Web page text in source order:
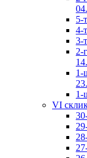
5-
4-
3-
2-
1-
1-
VI